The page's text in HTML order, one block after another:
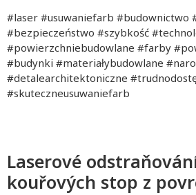
#laser #usuwaniefarb #budownictwo
#bezpieczeństwo #szybkość
#powierzchniebudowlane #farby
#budynki #materiałybudowlane
#detalearchitektoniczne
#skuteczneusuwaniefarb
Laserové
kouřových stop z